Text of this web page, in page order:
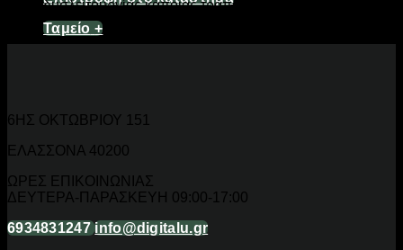
Ταμείο +
δυσλειτουργίας κάποιας τράπεζας
6ΗΣ ΟΚΤΩΒΡΙΟΥ 151
ΕΛΑΣΣΟΝΑ 40200
ΩΡΕΣ ΕΠΙΚΟΙΝΩΝΙΑΣ
ΔΕΥΤΕΡΑ-ΠΑΡΑΣΚΕΥΗ 09:00-17:00
6934831247 info@digitalu.gr